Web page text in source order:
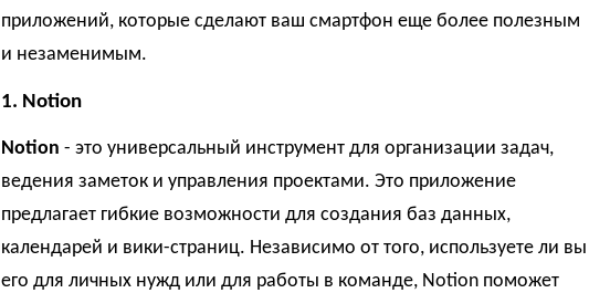
приложений, которые сделают ваш смартфон еще более полезным
и незаменимым.
1. Notion
Notion - это универсальный инструмент для организации задач,
ведения заметок и управления проектами. Это приложение
предлагает гибкие возможности для создания баз данных,
календарей и вики-страниц. Независимо от того, используете ли вы
его для личных нужд или для работы в команде, Notion поможет